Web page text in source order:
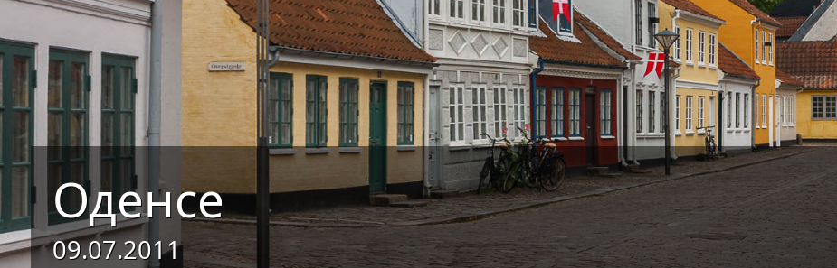
Оденсе
09.07.2011